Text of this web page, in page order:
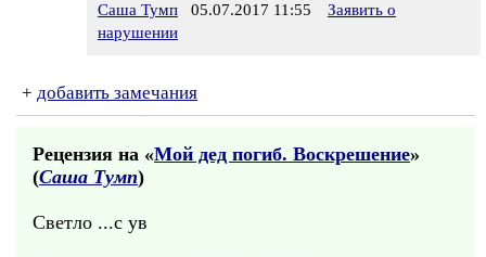
Саша Тумп 05.07.2017 11:55
Заявить о
нарушении
+ добавить замечания
Рецензия на «Мой дед погиб. Воскрешение»
(Саша Тумп)
Светло ...с ув